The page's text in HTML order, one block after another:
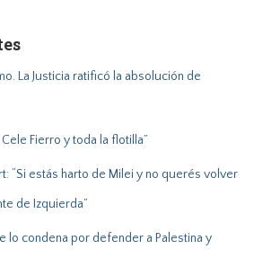
La Justicia ratificó la absolución de
Fierro y toda la flotilla”
“Si estás harto de Milei y no querés volver
de Izquierda”
lo condena por defender a Palestina y